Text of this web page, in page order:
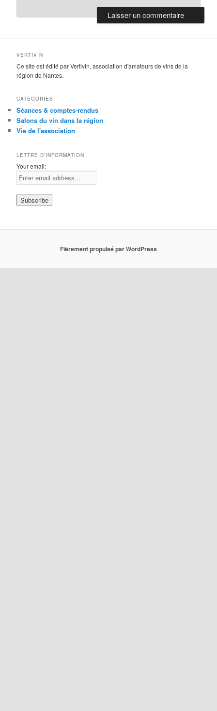
VERTIVIN
Ce site est édité par Vertivin, association d'amateurs de vins de la
région de Nantes.
CATÉGORIES
Séances & comptes-rendus
Salons du vin dans la région
Vie de l'association
LETTRE D'INFORMATION
Your email:
Fièrement propulsé par WordPress